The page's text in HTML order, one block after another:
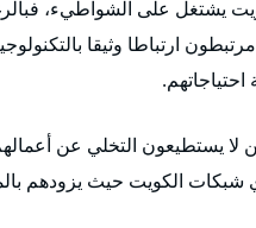
يشتغل على الشواطيء،
ارتباطا وثيقا
يستطيعون التخلي عن
الكويت حيث يزودهم